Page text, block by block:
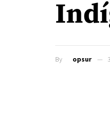
By opsur